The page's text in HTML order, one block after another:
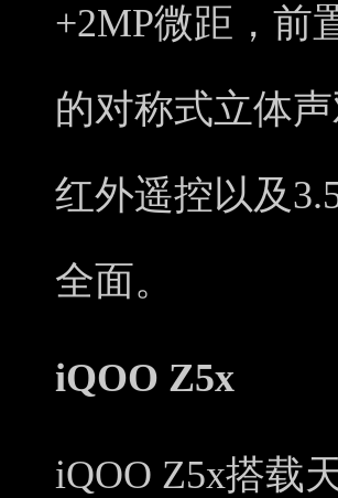
+2MP微距，前
的对称式立体
红外遥控以及
全面。
iQOO Z5x
iQOO Z5x搭载